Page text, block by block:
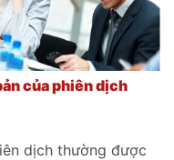
của phiên dịch
dịch thường được